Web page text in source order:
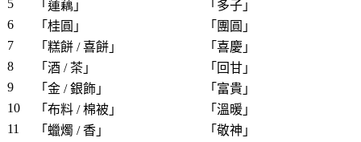
5 「 蓮藕 」 「 多子 」
6
「 桂圓 」 「 團圓 」
7
「 糕餅 / 喜餅 」 「 喜慶 」
8
「 酒 / 茶 」 「 回甘 」
9
「 金 / 銀飾 」 「 富貴 」
10
「 布料 / 棉被 」 「 溫暖 」
11
「 蠟燭 / 香 」 「 敬神 」